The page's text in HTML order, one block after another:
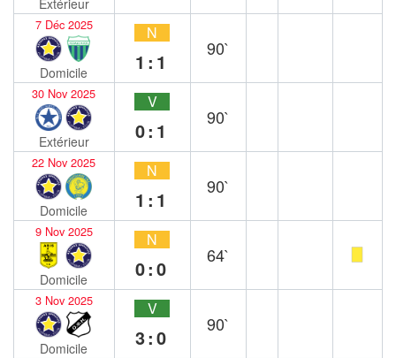
7 Déc 2025
Domicile
N
1:1
90`
30 Nov 2025
Extérieur
V
0:1
90`
22 Nov 2025
Domicile
N
1:1
90`
9 Nov 2025
Domicile
N
0:0
64`
3 Nov 2025
Domicile
V
3:0
90`